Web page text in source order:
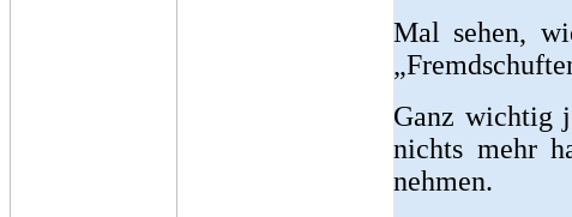
Mal sehen,
Ganz wichtig
nichts mehr
nehmen.